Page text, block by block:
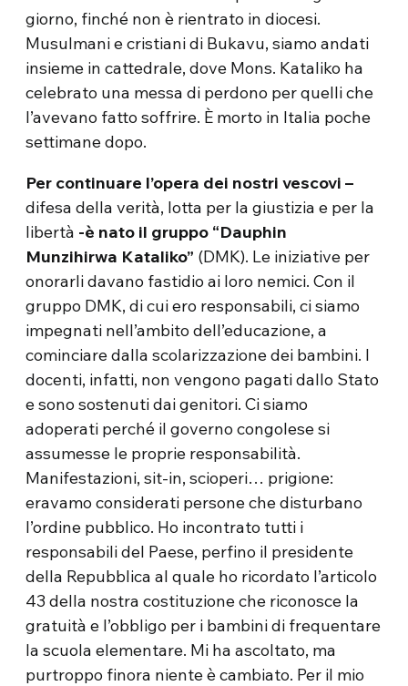
giorno, finché non è rientrato in diocesi.
Musulmani e cristiani di Bukavu, siamo andati
insieme in cattedrale, dove Mons. Kataliko ha
celebrato una messa di perdono per quelli che
l’avevano fatto soffrire. È morto in Italia poche
settimane dopo.
Per continuare l’opera dei nostri vescovi –
difesa della verità, lotta per la giustizia e per la
libertà -è nato il gruppo “Dauphin
Munzihirwa Kataliko” (DMK). Le iniziative per
onorarli davano fastidio ai loro nemici. Con il
gruppo DMK, di cui ero responsabili, ci siamo
impegnati nell’ambito dell’educazione, a
cominciare dalla scolarizzazione dei bambini. I
docenti, infatti, non vengono pagati dallo Stato
e sono sostenuti dai genitori. Ci siamo
adoperati perché il governo congolese si
assumesse le proprie responsabilità.
Manifestazioni, sit-in, scioperi… prigione:
eravamo considerati persone che disturbano
l’ordine pubblico. Ho incontrato tutti i
responsabili del Paese, perfino il presidente
della Repubblica al quale ho ricordato l’articolo
43 della nostra costituzione che riconosce la
gratuità e l’obbligo per i bambini di frequentare
la scuola elementare. Mi ha ascoltato, ma
purtroppo finora niente è cambiato. Per il mio